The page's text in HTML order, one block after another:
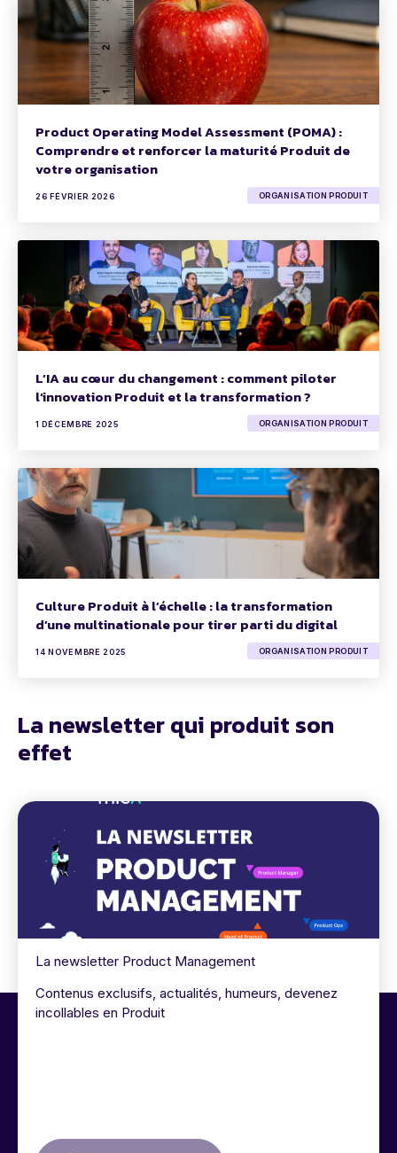
Product Operating Model Assessment (POMA) :
Comprendre et renforcer la maturité Produit de
votre organisation
26 FÉVRIER 2026 ORGANISATION PRODUIT
L’IA au cœur du changement : comment piloter
l’innovation Produit et la transformation ?
1 DÉCEMBRE 2025 ORGANISATION PRODUIT
Culture Produit à l’échelle : la transformation
d’une multinationale pour tirer parti du digital
14 NOVEMBRE 2025 ORGANISATION PRODUIT
La newsletter qui produit son
effet
La newsletter Product Management
Contenus exclusifs, actualités, humeurs, devenez
incollables en Produit